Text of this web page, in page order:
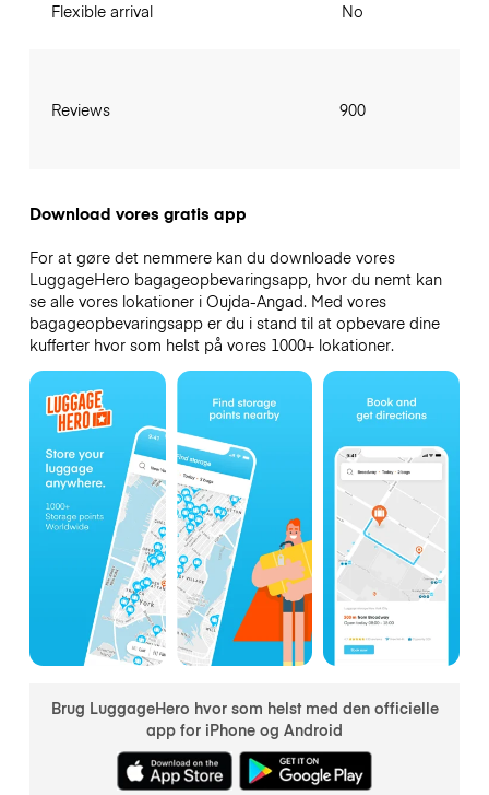
Flexible arrival
Reviews
No
900
Download vores gratis app
For at gøre det nemmere kan du downloade vores
LuggageHero bagageopbevaringsapp, hvor du nemt kan
se alle vores lokationer i Oujda-Angad. Med vores
bagageopbevaringsapp er du i stand til at opbevare dine
kufferter hvor som helst på vores 1000+ lokationer.
Brug LuggageHero hvor som helst med den officielle
app for iPhone og Android